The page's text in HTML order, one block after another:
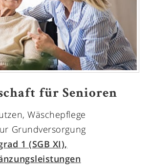
für Senioren
Wäschepflege
Grundversorgung
1 (SGB XI),